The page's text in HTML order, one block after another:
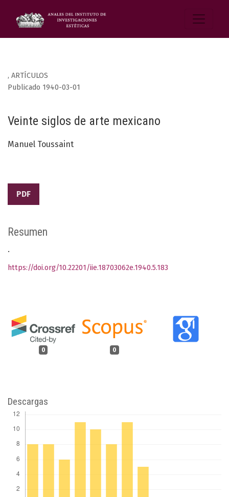
, ARTÍCULOS
Veinte siglos de arte mexicano
Publicado 1940-03-01
Manuel Toussaint
PDF
0 0
Resumen
.
https://doi.org/10.22201/iie.18703062e.1940.5.183
Descargas